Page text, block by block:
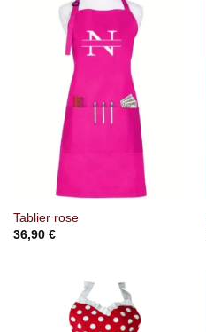
Tablier rose
36,90 €